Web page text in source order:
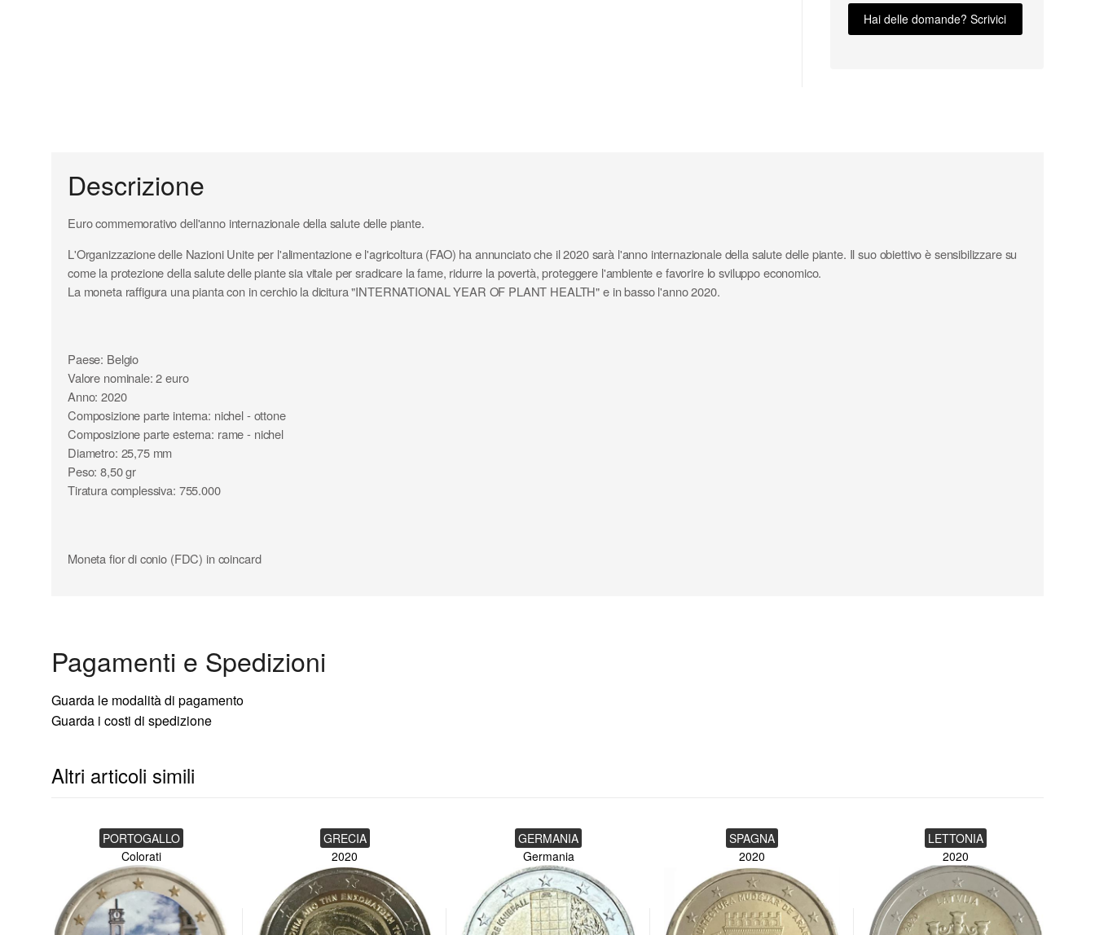
Hai delle domande? Scrivici
Descrizione
Euro commemorativo dell'anno internazionale della salute delle piante.
L'Organizzazione delle Nazioni Unite per l'alimentazione e l'agricoltura (FAO) ha annunciato che il 2020 sarà l'anno internazionale della salute delle piante. Il suo obiettivo è sensibilizzare su
come la protezione della salute delle piante sia vitale per sradicare la fame, ridurre la povertà, proteggere l'ambiente e favorire lo sviluppo economico.
La moneta raffigura una pianta con in cerchio la dicitura "INTERNATIONAL YEAR OF PLANT HEALTH" e in basso l'anno 2020.
Paese: Belgio
Valore nominale: 2 euro
Anno: 2020
Composizione parte interna: nichel - ottone
Composizione parte esterna: rame - nichel
Diametro: 25,75 mm
Peso: 8,50 gr
Tiratura complessiva: 755.000
Moneta fior di conio (FDC) in coincard
Pagamenti e Spedizioni
Guarda le modalità di pagamento
Guarda i costi di spedizione
Altri articoli simili
PORTOGALLO
Colorati
GRECIA
2020
GERMANIA
Germania
SPAGNA
2020
LETTONIA
2020